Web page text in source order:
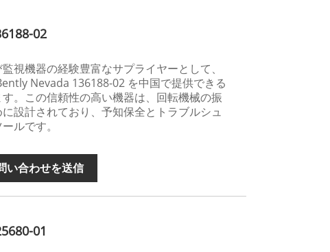
02
視機器の経験豊富なサプライヤーとして、
Nevada 136188-02 を中国で提供できる
。この信頼性の高い機器は、回転機械の振
設計されており、予知保全とトラブルシュ
ルです。
い合わせを送信
01